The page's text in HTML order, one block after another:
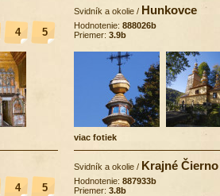
4 5
Svidník a okolie / Hunkovce
Hodnotenie: 888026b
Priemer: 3.9b
viac fotiek
4 5
Svidník a okolie / Krajné Čierno
Hodnotenie: 887933b
Priemer: 3.8b